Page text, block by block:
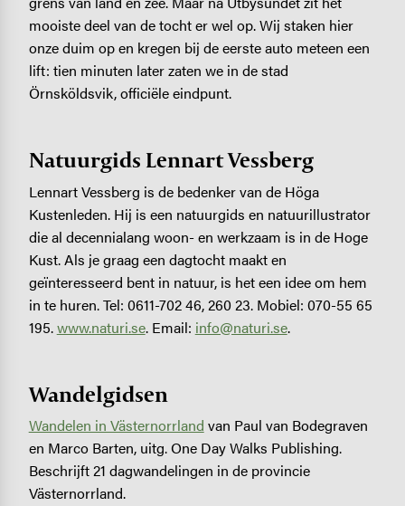
mooiste deel van de tocht er wel op. Wij staken hier
onze duim op en kregen bij de eerste auto meteen een
lift: tien minuten later zaten we in de stad
Örnsköldsvik, officiële eindpunt.
Natuurgids Lennart Vessberg
Lennart Vessberg is de bedenker van de Höga
Kustenleden. Hij is een natuurgids en natuurillustrator
die al decennialang woon- en werkzaam is in de Hoge
Kust. Als je graag een dagtocht maakt en
geïnteresseerd bent in natuur, is het een idee om hem
in te huren. Tel: 0611-702 46, 260 23. Mobiel: 070-55 65
195.www.naturi.se. Email: info@naturi.se.
Wandelgidsen
Wandelen in Västernorrland van Paul van Bodegraven
en Marco Barten, uitg. One Day Walks Publishing.
Beschrijft 21 dagwandelingen in de provincie
Västernorrland.